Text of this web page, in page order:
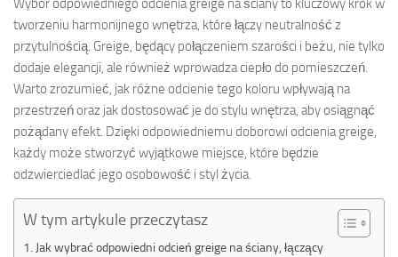
tworzeniu harmonijnego wnętrza, które łączy neutralność z
przytulnością. Greige, będący połączeniem szarości i beżu, nie tylko
dodaje elegancji, ale również wprowadza ciepło do pomieszczeń.
Warto zrozumieć, jak różne odcienie tego koloru wpływają na
przestrzeń oraz jak dostosować je do stylu wnętrza, aby osiągnąć
pożądany efekt. Dzięki odpowiedniemu doborowi odcienia greige,
każdy może stworzyć wyjątkowe miejsce, które będzie
odzwierciedlać jego osobowość i styl życia.
W tym artykule przeczytasz
Jak wybrać odpowiedni odcień greige na ściany, łączący